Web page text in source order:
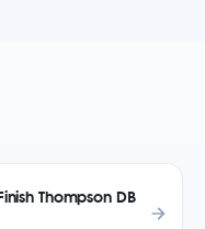
Thompson DB